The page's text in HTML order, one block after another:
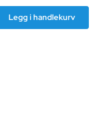
Legg i handlekurv